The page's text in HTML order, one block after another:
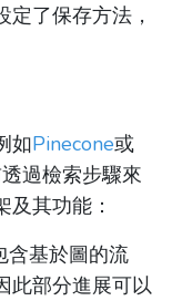
了保存方法，
如Pinecone或
過檢索步驟來
其功能：
基於圖的流
此部分進展可以